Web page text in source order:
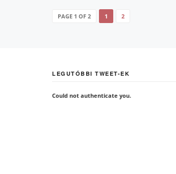
PAGE 1 OF 2 1 2
LEGUTÓBBI TWEET-EK
Could not authenticate you.